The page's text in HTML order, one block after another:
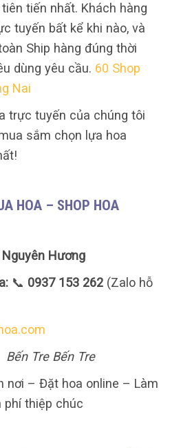
tiến nhất. Khách hàng
tuyến bất kể khi nào, và
Ship hàng đúng thời
dùng yêu cầu. 60 Shop
Nai
trực tuyến của chúng tôi
sắm chọn lựa hoa
HOA – SHOP HOA
Hương
📞 0937 153 262(Zalo hỗ
Bến Tre Bến Tre
nơi – Đặt hoa online – Làm
phí thiệp chúc